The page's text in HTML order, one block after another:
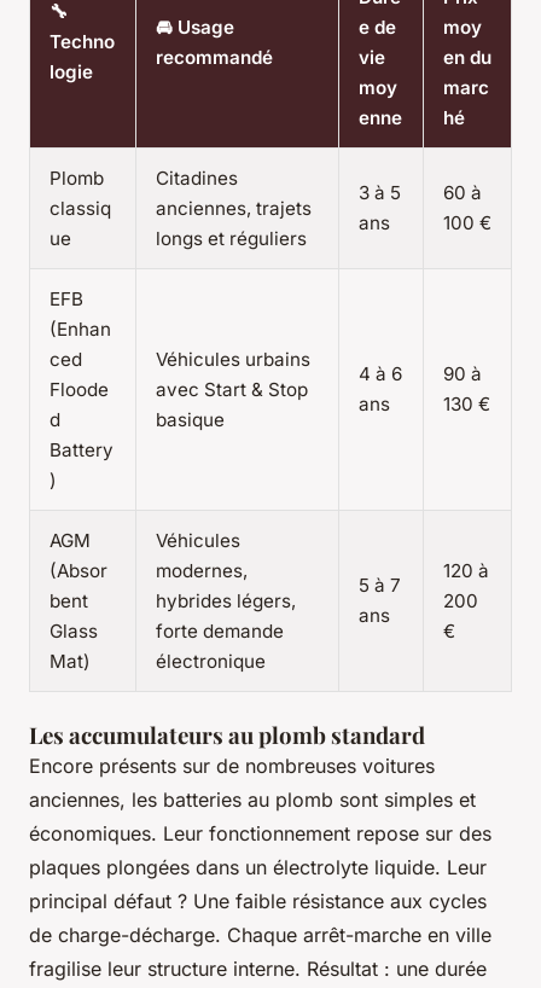
🔧
Techno
logie
🚘 Usage
recommandé
e de
vie
moy
enne
moy
en du
marc
hé
Plomb
classiq
ue
Citadines
anciennes, trajets
longs et réguliers
3 à 5
ans
60 à
100 €
EFB
(Enhan
ced
Floode
d
Battery
)
Véhicules urbains
avec Start & Stop
basique
4 à 6
ans
90 à
130 €
AGM
(Absor
bent
Glass
Mat)
Véhicules
modernes,
hybrides légers,
forte demande
électronique
5 à 7
ans
120 à
200
€
Les accumulateurs au plomb standard
Encore présents sur de nombreuses voitures
anciennes, les batteries au plomb sont simples et
économiques. Leur fonctionnement repose sur des
plaques plongées dans un électrolyte liquide. Leur
principal défaut ? Une faible résistance aux cycles
de charge-décharge. Chaque arrêt-marche en ville
fragilise leur structure interne. Résultat : une durée